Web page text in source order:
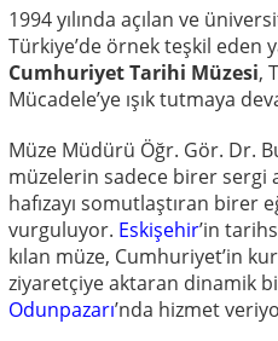
1994 yılında açılan ve
Türkiye’de örnek teşkil eden
Cumhuriyet Tarihi Müzesi,
Mücadele’ye ışık tutmaya
Müze Müdürü Öğr. Gör. Dr.
müzelerin sadece birer sergi
hafızayı somutlaştıran
vurguluyor. Eskişehir’in
kılan müze, Cumhuriyet’in
ziyaretçiye aktaran dinamik
Odunpazarı’nda hizmet